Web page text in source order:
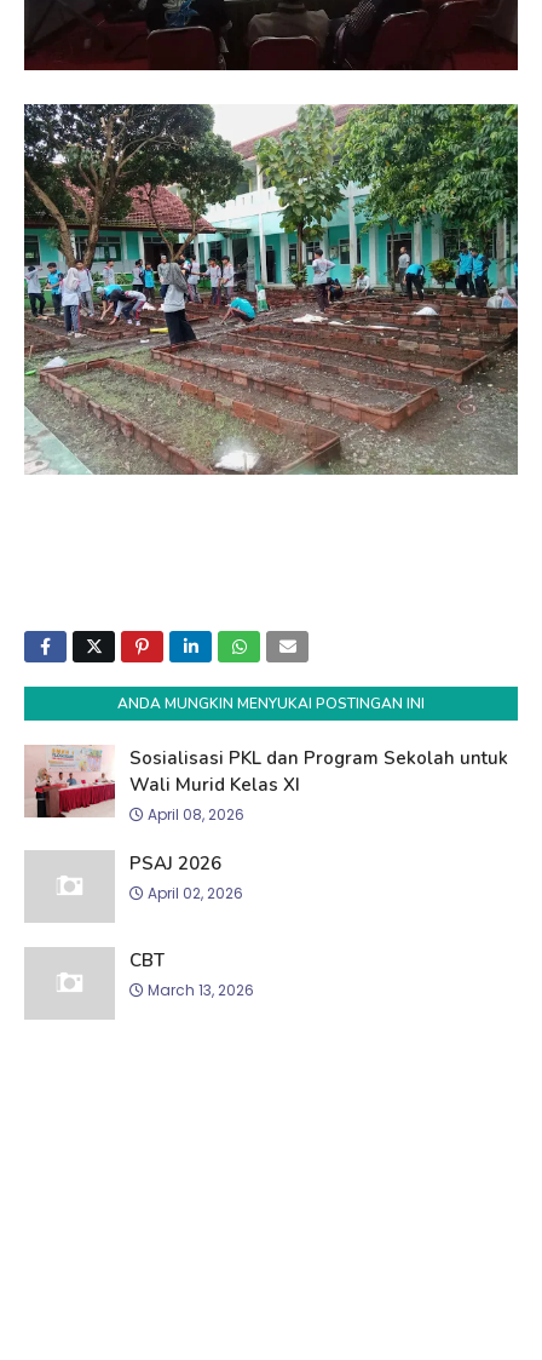
ANDA MUNGKIN MENYUKAI POSTINGAN INI
Sosialisasi PKL dan Program Sekolah untuk
Wali Murid Kelas XI
April 08, 2026
PSAJ 2026
April 02, 2026
CBT
March 13, 2026